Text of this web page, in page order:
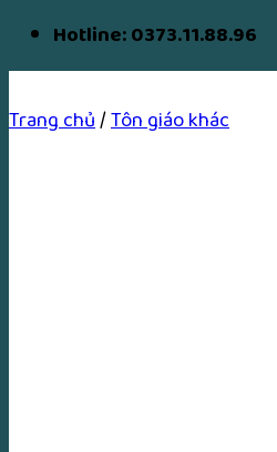
Hotline: 0373.11.88.96
Trang chủ/Tôn giáo khác